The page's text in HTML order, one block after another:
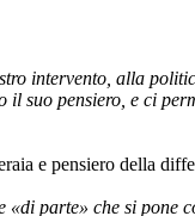
intervento, alla
suo pensiero, e ci
e pensiero della
«di parte» che si